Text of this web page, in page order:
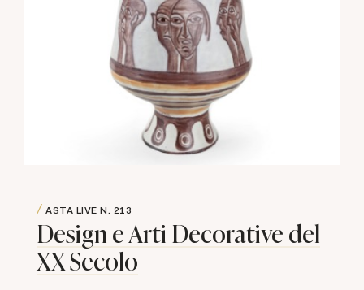
ASTA LIVE N. 213
Design e Arti Decorative del
XX Secolo